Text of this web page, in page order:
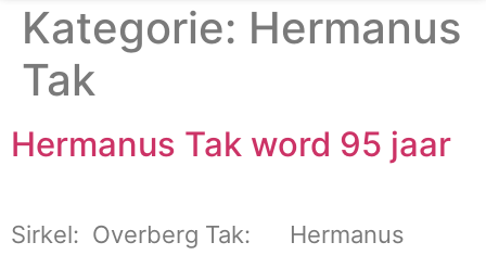
Kategorie: Hermanus
Tak
Hermanus Tak word 95 jaar
Sirkel: Overberg Tak: Hermanus